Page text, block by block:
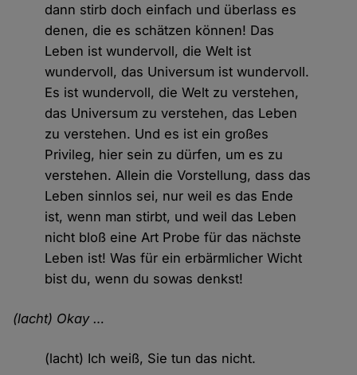
dann stirb doch einfach und überlass es
denen, die es schätzen können! Das
Leben ist wundervoll, die Welt ist
wundervoll, das Universum ist wundervoll.
Es ist wundervoll, die Welt zu verstehen,
das Universum zu verstehen, das Leben
zu verstehen. Und es ist ein großes
Privileg, hier sein zu dürfen, um es zu
verstehen. Allein die Vorstellung, dass das
Leben sinnlos sei, nur weil es das Ende
ist, wenn man stirbt, und weil das Leben
nicht bloß eine Art Probe für das nächste
Leben ist! Was für ein erbärmlicher Wicht
bist du, wenn du sowas denkst!
(lacht) Okay …
(lacht) Ich weiß, Sie tun das nicht.